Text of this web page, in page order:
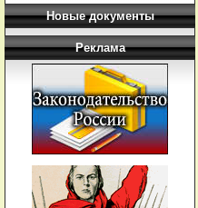
Новые документы
Реклама